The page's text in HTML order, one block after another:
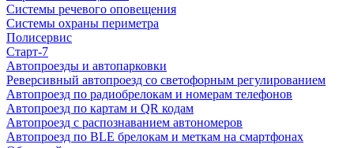
Системы речевого оповещения
Системы охраны периметра
Полисервис
Старт-7
Автопроезды и автопарковки
Реверсивный автопроезд со светофорным регулированием
Автопроезд по радиобрелокам и номерам телефонов
Автопроезд по картам и QR кодам
Автопроезд с распознаванием автономеров
Автопроезд по BLE брелокам и меткам на смартфонах